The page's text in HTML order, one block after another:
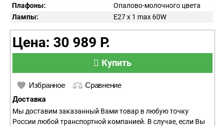
Плафоны:
Опалово-молочного цвета
Лампы:
E27 x 1 max 60W
Цена: 30 989 Р.
Купить
Избранное Сравнение
Доставка
Мы доставим заказанный Вами товар в любую точку
России любой транспортной компанией. В случае, если Вы